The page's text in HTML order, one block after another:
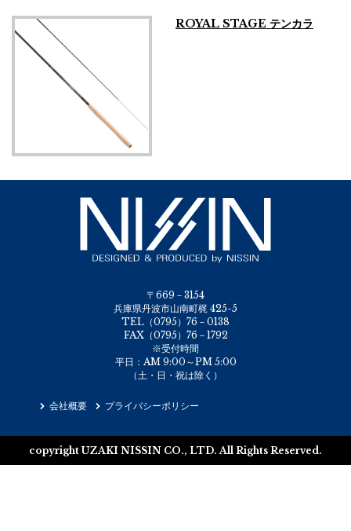
ROYAL STAGE テンカラ
〒669－3154
兵庫県丹波市山南町梶 425-5
TEL（0795）76－0138
FAX（0795）76－1792
※受付時間
平日：AM 9:00～PM 5:00
（土・日・祝は除く）
会社概要 プライバシーポリシー
copyright UZAKI NISSIN CO., LTD. All Rights Reserved.